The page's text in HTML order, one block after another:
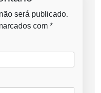
será publicado.
com *